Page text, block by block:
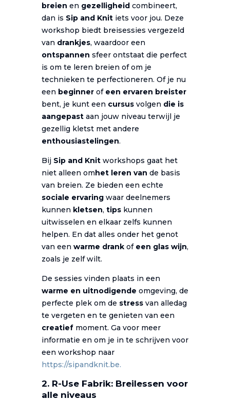
breien en gezelligheidcombineert,
dan is Sip and Knitiets voor jou. Deze
workshop biedt breisessies vergezeld
van drankjes, waardoor een
ontspannen sfeer ontstaat die perfect
is om te leren breien of om je
technieken te perfectioneren. Of je nu
een beginnerof een ervaren breister
bent, je kunt een cursusvolgen die is
aangepastaan jouw niveau terwijl je
gezellig kletst met andere
enthousiastelingen.
Bij Sip and Knitworkshops gaat het
niet alleen omhet leren van de basis
van breien. Ze bieden een echte
sociale ervaringwaar deelnemers
kunnen kletsen, tipskunnen
uitwisselen en elkaar zelfs kunnen
helpen. En dat alles onder het genot
van een warme drankof een glas wijn,
zoals je zelf wilt.
De sessies vinden plaats in een
warme en uitnodigende omgeving, de
perfecte plek om de stressvan alledag
te vergeten en te genieten van een
creatiefmoment. Ga voor meer
informatie en om je in te schrijven voor
een workshop naar
https://sipandknit.be.
2. R-Use Fabrik: Breilessen voor
alle niveaus